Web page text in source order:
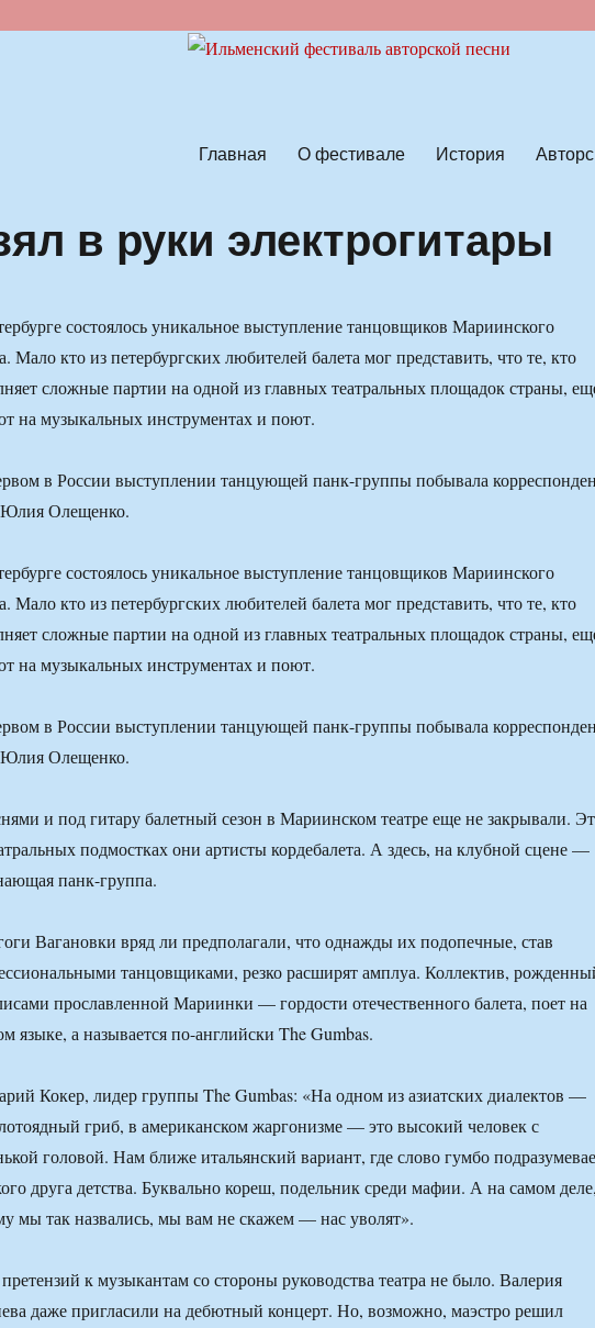
Главная О фестивале История
в руки электрогитары
состоялось уникальное выступление танцовщиков Мариинского
Мало кто из петербургских любителей балета мог представить, что те, кто
сложные партии на одной из главных театральных площадок страны,
на музыкальных инструментах и поют.
в России выступлении танцующей панк-группы побывала
Олещенко.
состоялось уникальное выступление танцовщиков Мариинского
Мало кто из петербургских любителей балета мог представить, что те, кто
сложные партии на одной из главных театральных площадок страны,
на музыкальных инструментах и поют.
в России выступлении танцующей панк-группы побывала
Олещенко.
и под гитару балетный сезон в Мариинском театре еще не закрывали.
подмостках они артисты кордебалета. А здесь, на клубной сцене —
панк-группа.
Вагановки вряд ли предполагали, что однажды их подопечные, став
танцовщиками, резко расширят амплуа. Коллектив,
прославленной Мариинки — гордости отечественного балета, поет на
языке, а называется по-английски The Gumbas.
Кокер, лидер группы The Gumbas: «На одном из азиатских диалектов —
гриб, в американском жаргонизме — это высокий человек с
головой. Нам ближе итальянский вариант, где слово гумбо
друга детства. Буквально кореш, подельник среди мафии. А на самом
мы так назвались, мы вам не скажем — нас уволят».
к музыкантам со стороны руководства театра не было. Валерия
даже пригласили на дебютный концерт. Но, возможно, маэстро решил